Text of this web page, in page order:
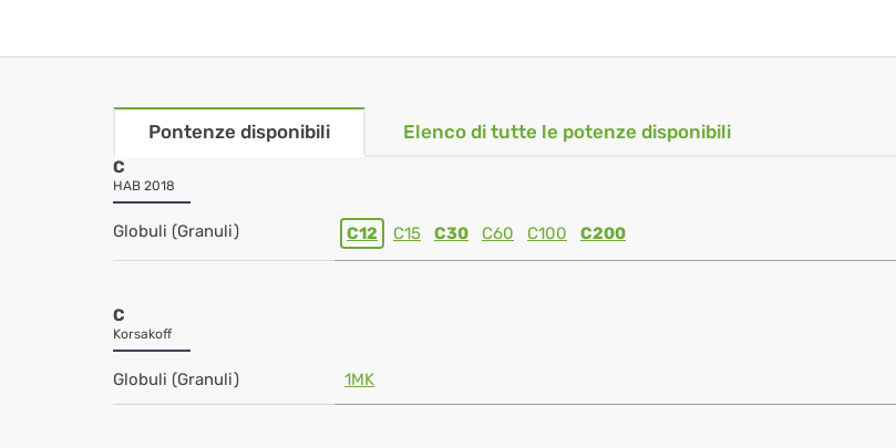
Pontenze disponibili Elenco di tutte le potenze disponibili
C
HAB 2018
Globuli (Granuli) C12 C15 C30 C60 C100 C200
C
Korsakoff
Globuli (Granuli) 1MK